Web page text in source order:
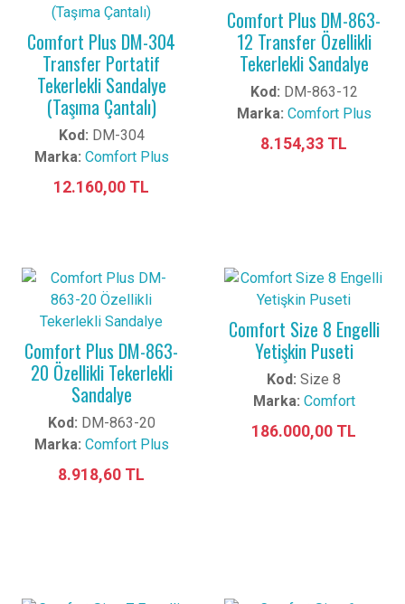
Comfort Plus DM-304
Transfer Portatif
Tekerlekli Sandalye
(Taşıma Çantalı)
Kod: DM-304
Marka: Comfort Plus
12.160,00 TL
Comfort Plus DM-863-
12 Transfer Özellikli
Tekerlekli Sandalye
Kod: DM-863-12
Marka: Comfort Plus
8.154,33 TL
Comfort Plus DM-863-
20 Özellikli Tekerlekli
Sandalye
Kod: DM-863-20
Marka: Comfort Plus
8.918,60 TL
Comfort Size 8 Engelli
Yetişkin Puseti
Kod: Size 8
Marka: Comfort
186.000,00 TL